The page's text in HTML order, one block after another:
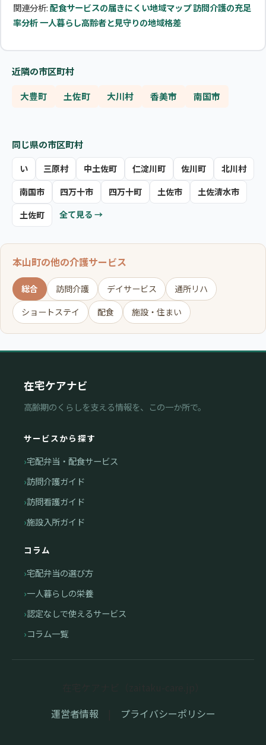
関連分析:配食サービスの届きにくい地域マップ訪問介護の充足
率分析一人暮らし高齢者と見守りの地域格差
近隣の市区町村
大豊町 土佐町 大川村 香美市 南国市
同じ県の市区町村
い 三原村 中土佐町 仁淀川町 佐川町
北川村
南国市
四万十市 四万十町 土佐市
土佐清水市
土佐町
全て見る →
本山町の他の介護サービス
総合 訪問介護 デイサービス
通所リハ
ショートステイ
配食 施設・住まい
在宅ケアナビ
高齢期のくらしを支える情報を、この一か所で。
サービスから探す
宅配弁当・配食サービス
訪問介護ガイド
訪問看護ガイド
施設入所ガイド
コラム
宅配弁当の選び方
一人暮らしの栄養
認定なしで使えるサービス
コラム一覧
運営者情報
プライバシーポリシー